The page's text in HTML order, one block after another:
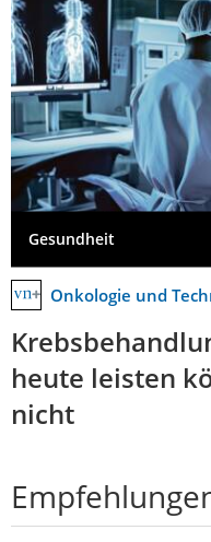
Gesundheit
Onkologie und
heute leisten
nicht